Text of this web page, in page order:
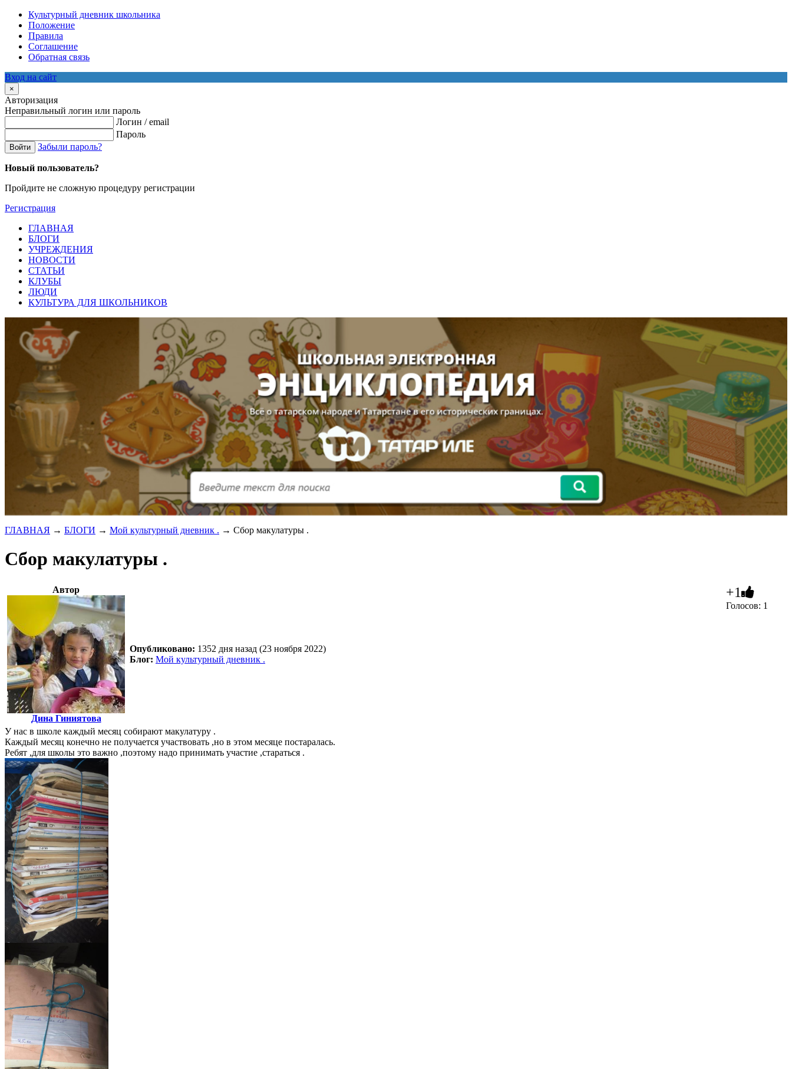
Культурный дневник школьника
Положение
Правила
Соглашение
Обратная связь
Вход на сайт
×
Авторизация
Неправильный логин или пароль
Логин / email
Пароль
Войти Забыли пароль?
Новый пользователь?
Пройдите не сложную процедуру регистрации
Регистрация
ГЛАВНАЯ
БЛОГИ
УЧРЕЖДЕНИЯ
НОВОСТИ
СТАТЬИ
КЛУБЫ
ЛЮДИ
КУЛЬТУРА ДЛЯ ШКОЛЬНИКОВ
ГЛАВНАЯ → БЛОГИ → Мой культурный дневник . → Сбор макулатуры .
Сбор макулатуры .
Автор
Дина Гиниятова
Опубликовано: 1352 дня назад (23 ноября 2022)
Блог: Мой культурный дневник .
+1
Голосов: 1
У нас в школе каждый месяц собирают макулатуру .
Каждый месяц конечно не получается участвовать ,но в этом месяце постаралась.
Ребят ,для школы это важно ,поэтому надо принимать участие ,стараться .